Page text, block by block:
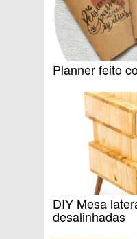
Planner feito
DIY Mesa
desalinhadas